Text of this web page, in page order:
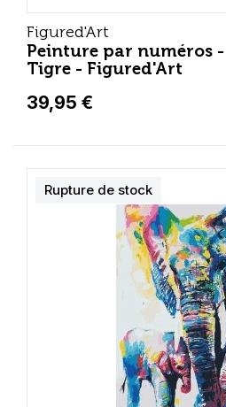
Figured'Art
Peinture par numéros
Tigre - Figured'Art
39,95 €
Rupture de stock